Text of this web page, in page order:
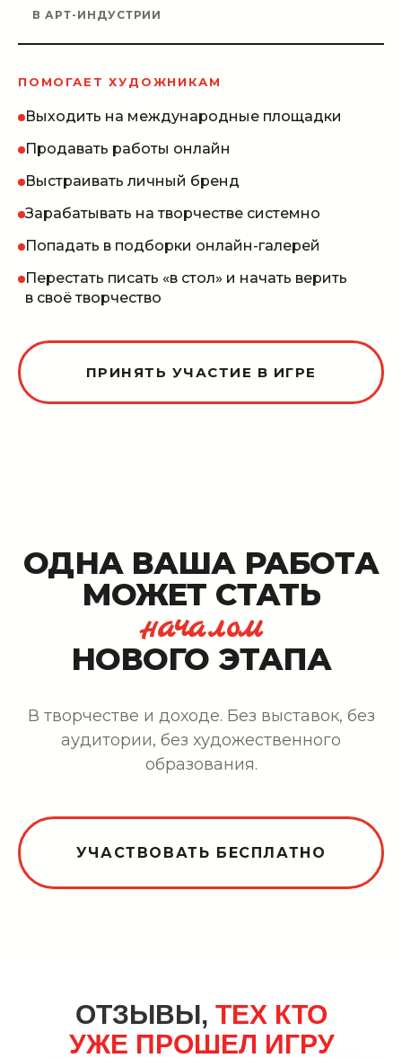
В АРТ-ИНДУСТРИИ
ПОМОГАЕТ ХУДОЖНИКАМ
Выходить на международные площадки
Продавать работы онлайн
Выстраивать личный бренд
Зарабатывать на творчестве системно
Попадать в подборки онлайн-галерей
Перестать писать «в стол» и начать верить
в своё творчество
ПРИНЯТЬ УЧАСТИЕ В ИГРЕ
ОДНА ВАША РАБОТА
МОЖЕТ СТАТЬ
началом
НОВОГО ЭТАПА
В творчестве и доходе. Без выставок, без
аудитории, без художественного
образования.
УЧАСТВОВАТЬ БЕСПЛАТНО
ОТЗЫВЫ, ТЕХ КТО
УЖЕ ПРОШЕЛ ИГРУ